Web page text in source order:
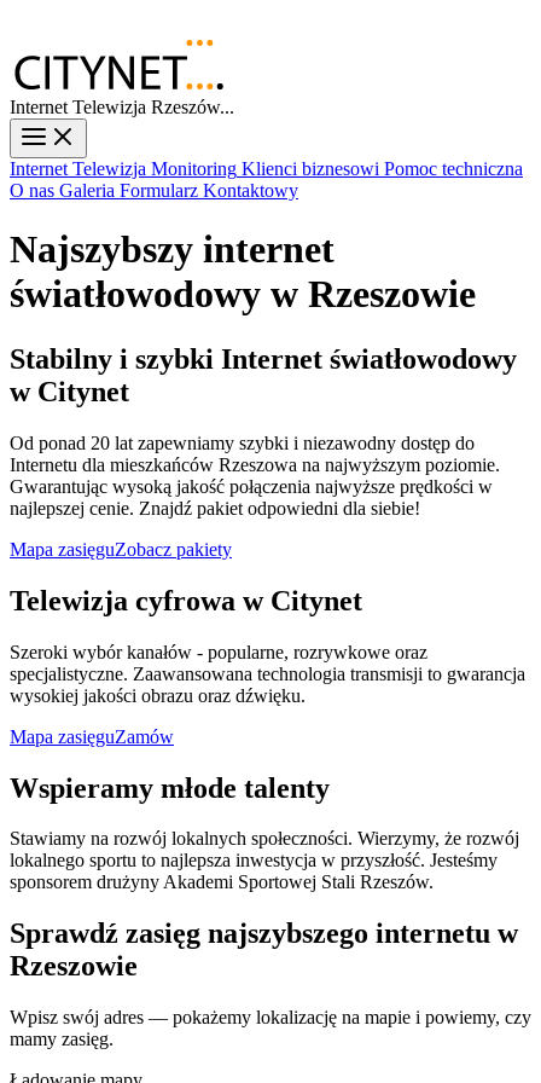
Internet Telewizja Rzeszów...
Internet Telewizja Monitoring Klienci biznesowi Pomoc techniczna
O nas Galeria Formularz Kontaktowy
Najszybszy internet
światłowodowy w Rzeszowie
Stabilny i szybki Internet światłowodowy
w Citynet
Od ponad 20 lat zapewniamy szybki i niezawodny dostęp do
Internetu dla mieszkańców Rzeszowa na najwyższym poziomie.
Gwarantując wysoką jakość połączenia najwyższe prędkości w
najlepszej cenie. Znajdź pakiet odpowiedni dla siebie!
Mapa zasięguZobacz pakiety
Telewizja cyfrowa w Citynet
Szeroki wybór kanałów - popularne, rozrywkowe oraz
specjalistyczne. Zaawansowana technologia transmisji to gwarancja
wysokiej jakości obrazu oraz dźwięku.
Mapa zasięguZamów
Wspieramy młode talenty
Stawiamy na rozwój lokalnych społeczności. Wierzymy, że rozwój
lokalnego sportu to najlepsza inwestycja w przyszłość. Jesteśmy
sponsorem drużyny Akademi Sportowej Stali Rzeszów.
Sprawdź zasięg najszybszego internetu w
Rzeszowie
Wpisz swój adres — pokażemy lokalizację na mapie i powiemy, czy
mamy zasięg.